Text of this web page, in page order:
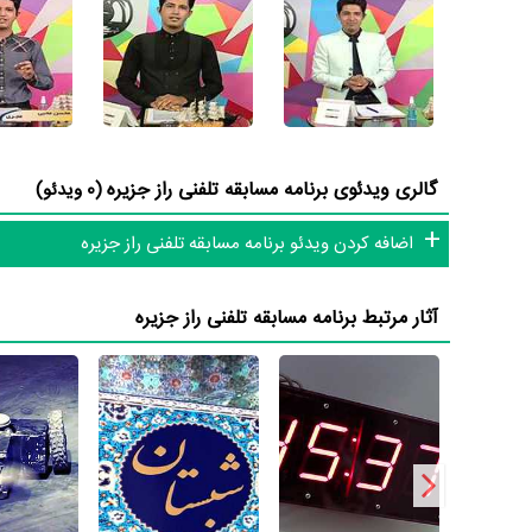
گالری ویدئوی برنامه مسابقه تلفنی راز جزیره(0 ویدئو)
اضافه کردن ویدئو برنامه مسابقه تلفنی راز جزیره
آثار مرتبط برنامه مسابقه تلفنی راز جزیره